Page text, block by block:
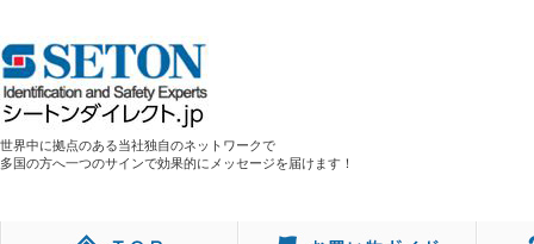
世界中に拠点のある当社独自のネットワークで
多国の方へ一つのサインで効果的にメッセージを届けます！